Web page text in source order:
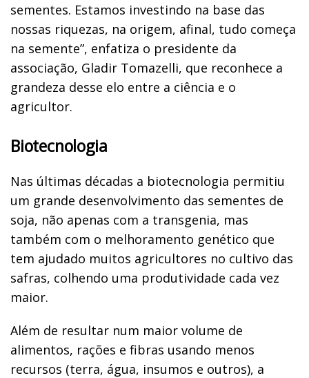
sementes. Estamos investindo na base das
nossas riquezas, na origem, afinal, tudo começa
na semente”, enfatiza o presidente da
associação, Gladir Tomazelli, que reconhece a
grandeza desse elo entre a ciência e o
agricultor.
Biotecnologia
Nas últimas décadas a biotecnologia permitiu
um grande desenvolvimento das sementes de
soja, não apenas com a transgenia, mas
também com o melhoramento genético que
tem ajudado muitos agricultores no cultivo das
safras, colhendo uma produtividade cada vez
maior.
Além de resultar num maior volume de
alimentos, rações e fibras usando menos
recursos (terra, água, insumos e outros), a